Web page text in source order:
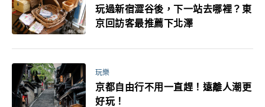
玩過新宿澀谷後，下一站去哪裡？東
京回訪客最推薦下北澤
玩樂
京都自由行不用一直趕！遠離人潮更
好玩！